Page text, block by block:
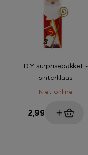
DIY surprisepakket -
sinterklaas
Niet online
2,99